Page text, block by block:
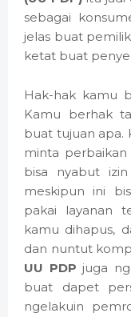
sebagai
jelas buat
ketat buat
Hak-hak kamu
Kamu berhak
buat tujuan apa.
minta perbaikan
bisa nyabut
meskipun ini
pakai layanan
kamu dihapus,
dan nuntut
UU PDP juga
buat dapet
ngelakuin